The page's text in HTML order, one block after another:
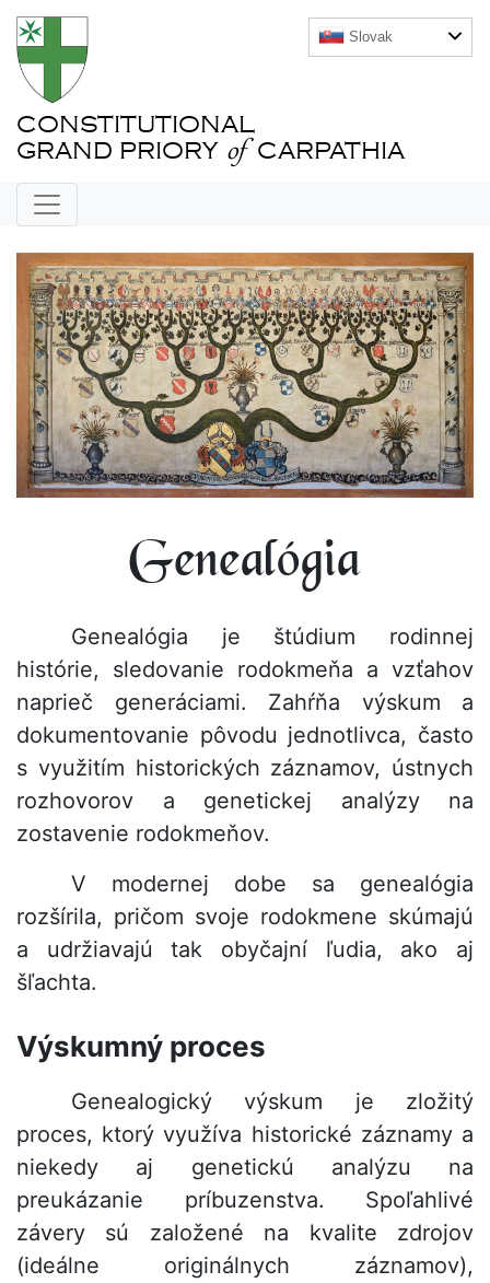
CONSTITUTIONAL
GRAND PRIORY of CARPATHIA
Slovak
Genealógia
Genealógia je štúdium rodinnej
histórie, sledovanie rodokmeňa a vzťahov
naprieč generáciami. Zahŕňa výskum a
dokumentovanie pôvodu jednotlivca, často
s využitím historických záznamov, ústnych
rozhovorov a genetickej analýzy na
zostavenie rodokmeňov.
V modernej dobe sa genealógia
rozšírila, pričom svoje rodokmene skúmajú
a udržiavajú tak obyčajní ľudia, ako aj
šľachta.
Výskumný proces
Genealogický výskum je zložitý
proces, ktorý využíva historické záznamy a
niekedy aj genetickú analýzu na
preukázanie príbuzenstva. Spoľahlivé
závery sú založené na kvalite zdrojov
(ideálne originálnych záznamov),